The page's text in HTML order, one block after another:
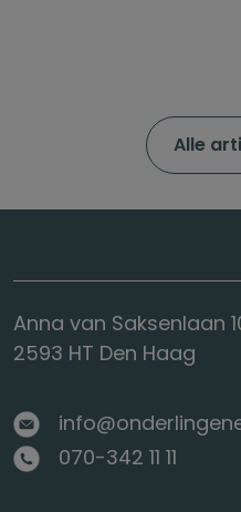
Ga
Alle
Anna van Saksenlaan
2593 HT Den Haag
070-342 11 11